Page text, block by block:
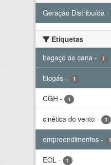
Geração Distribuída -
Etiquetas
bagaço de cana - 1
biogás - 1
CGH - 1
cinética do vento - 1
empreendimentos - 1
EOL - 1